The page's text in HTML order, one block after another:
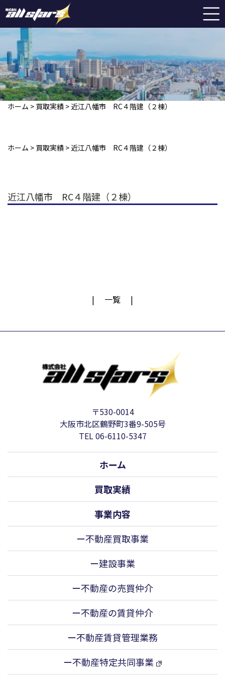
ホーム > 買取実績 > 近江八幡市 RC４階建（２棟）
ホーム > 買取実績 > 近江八幡市 RC４階建（２棟）
近江八幡市 RC４階建（２棟）
一覧
〒530-0014
大阪市北区鶴野町3番9-505号
TEL 06-6110-5347
ホーム
買取実績
事業内容
ー不動産買取事業
ー建設事業
ー不動産の売買仲介
ー不動産の賃貸仲介
ー不動産賃貸管理業務
ー不動産特定共同事業